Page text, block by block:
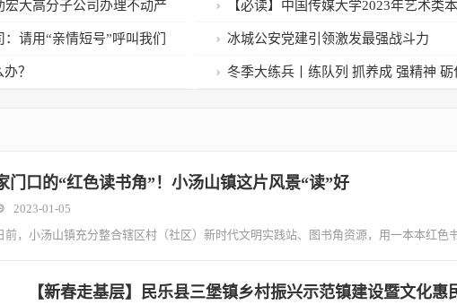
大高分子公司办理不动产 【必读】中国传媒大学2023年艺术类
考试须知
请用“亲情短号”呼叫我们 冰城公安党建引领激发最强战斗力
？ 冬季大练兵丨练队列 抓养成 强精神 砺
门口的“红色读书角”！小汤山镇这片风景“读”好
2023-01-05
前，小汤山镇充分整合辖区村（社区）新时代文明实践站、图书角资源，用一本本红
【新春走基层】民乐县三堡镇乡村振兴示范镇建设暨文化惠